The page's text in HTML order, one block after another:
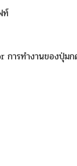
ท์
การทำงานของ